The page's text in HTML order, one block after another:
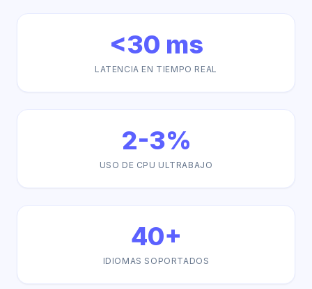
<30 ms
LATENCIA EN TIEMPO REAL
2-3%
USO DE CPU ULTRABAJO
40+
IDIOMAS SOPORTADOS